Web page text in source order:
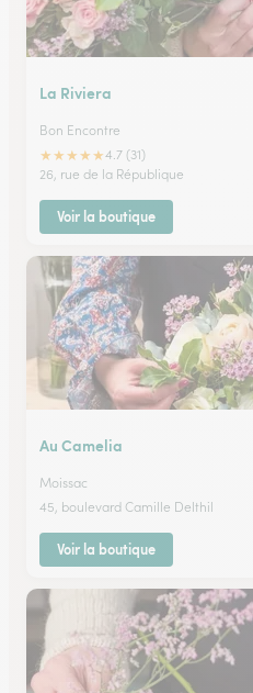
La Riviera
Bon Encontre
★★★★★4.7 (31)
26, rue de la République
Voir la boutique
Au Camelia
Moissac
45, boulevard Camille Delthil
Voir la boutique